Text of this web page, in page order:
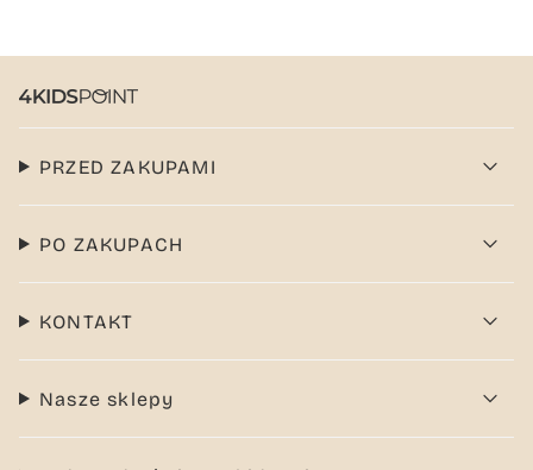
PRZED ZAKUPAMI
PO ZAKUPACH
KONTAKT
Nasze sklepy